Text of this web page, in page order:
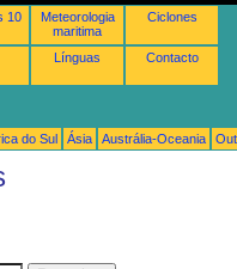
10
Meteorologia
maritima
Ciclones
Línguas Contacto
do Sul Ásia Austrália-Oceania